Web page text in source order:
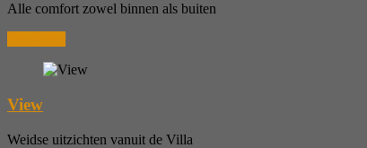
Alle comfort zowel binnen als buiten
View
Weidse uitzichten vanuit de Villa